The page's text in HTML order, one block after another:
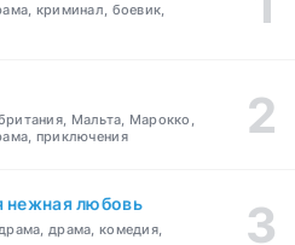
криминал, боевик,
Мальта, Марокко,
приключения
нежная любовь
драма, комедия,